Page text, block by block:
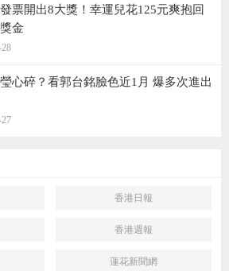
票開出8大獎！幸運兒花125元爽抱回
金
心碎？看郭台銘臉色近1月 爆多次進出
香港日報
香港週報
蓮花新聞網